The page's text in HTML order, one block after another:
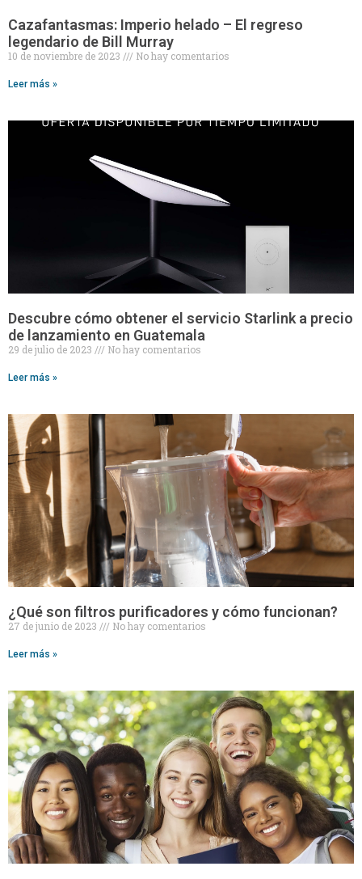
Cazafantasmas: Imperio helado – El regreso
legendario de Bill Murray
10 de noviembre de 2023 No hay comentarios
Leer más »
Descubre cómo obtener el servicio Starlink a precio
de lanzamiento en Guatemala
29 de julio de 2023 No hay comentarios
Leer más »
¿Qué son filtros purificadores y cómo funcionan?
27 de junio de 2023 No hay comentarios
Leer más »